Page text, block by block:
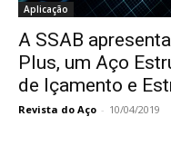
Aplicação
A SSAB
Plus, um Aço
de Içamento e
Revista do Aço - 10/04/2019